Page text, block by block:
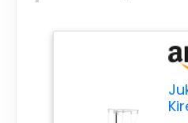
de